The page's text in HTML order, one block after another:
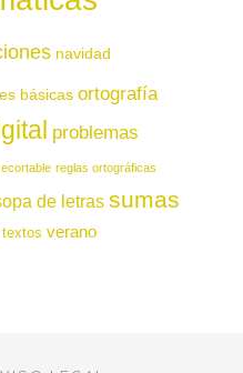
navidad
básicas ortografía
problemas
reglas ortográficas
de letras sumas
textos verano